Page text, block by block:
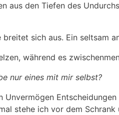
aus den Tiefen des
sich aus. Ein seltsam
während es
nur eines mit mir selbst?
Unvermögen
stehe ich vor dem